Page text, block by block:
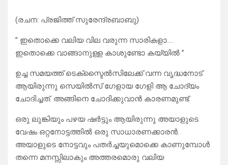
(രചന: പ്രജിത്ത് സുരേന്ദ്രബാബു)
” ഇതൊക്കെ വലിയ വില വരുന്ന സാരികളാ….
ഇതൊക്കെ വാങ്ങാനുള്ള കാശുണ്ടോ കയ്യിൽ ”
ഉച്ച സമയത്ത് ടെക്സ്ടൈൽസിലേക്ക് വന്ന വൃദ്ധനോട്
ആയിരുന്നു സെയിൽസ് ഗേളായ ഗേളി ആ ചോദ്യം
ചോദിച്ചത്. അങ്ങിനെ ചോദിക്കുവാൻ കാരണമുണ്ട്.
ഒരു ലുങ്കിയും പഴയ ഷർട്ടും ആയിരുന്നു അയാളുടെ
വേഷം ഒറ്റനോട്ടത്തിൽ ഒരു സാധാരണക്കാരൻ.
അയാളുടെ നോട്ടവും പതർച്ചയുമൊക്കെ കാണുമ്പോൾ
തന്നെ മനസ്സിലാകും അത്തരമൊരു വലിയ